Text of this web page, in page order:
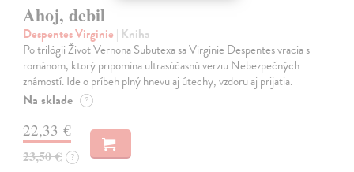
Ahoj, debil
Despentes Virginie | Kniha
Po trilógii Život Vernona Subutexa sa Virginie Despentes vracia s
románom, ktorý pripomína ultrasúčasnú verziu Nebezpečných
známostí. Ide o príbeh plný hnevu aj útechy, vzdoru aj prijatia.
Na sklade ?
22,33 €
23,50 € ?